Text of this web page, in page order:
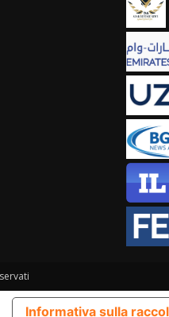
Informativa sulla